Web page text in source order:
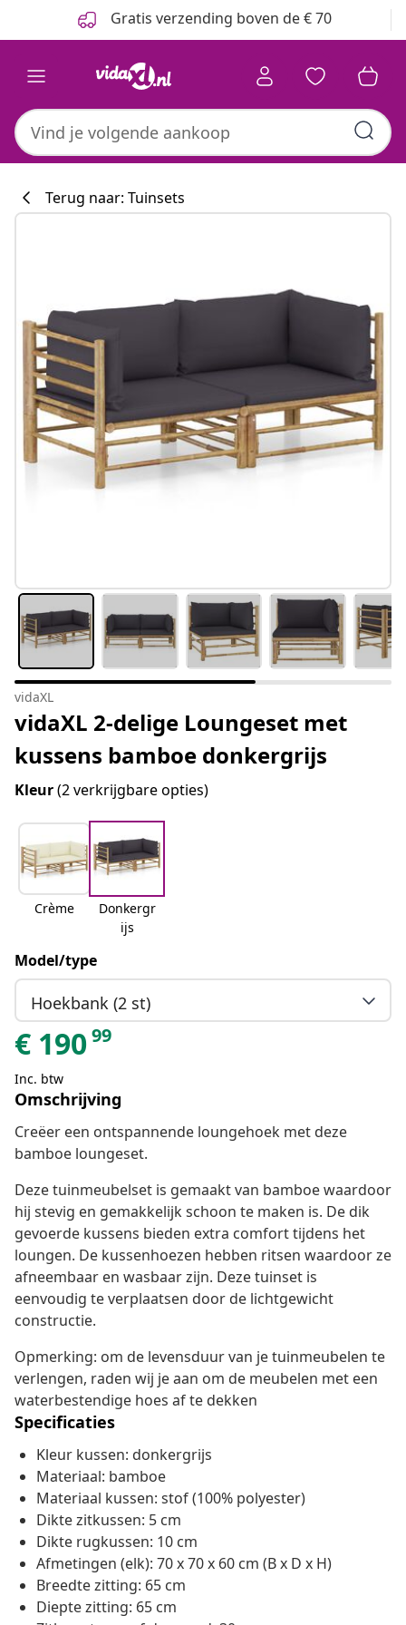
Gratis verzending boven de € 70
Terug naar: Tuinsets
vidaXL
vidaXL 2-delige Loungeset met
kussens bamboe donkergrijs
Kleur(2 verkrijgbare opties)
Crème
Donkergr
ijs
Model/type
Hoekbank (2 st)
€ 19099
Inc. btw
Omschrijving
Creëer een ontspannende loungehoek met deze
bamboe loungeset.
Deze tuinmeubelset is gemaakt van bamboe waardoor
hij stevig en gemakkelijk schoon te maken is. De dik
gevoerde kussens bieden extra comfort tijdens het
loungen. De kussenhoezen hebben ritsen waardoor ze
afneembaar en wasbaar zijn. Deze tuinset is
eenvoudig te verplaatsen door de lichtgewicht
constructie.
Opmerking: om de levensduur van je tuinmeubelen te
verlengen, raden wij je aan om de meubelen met een
waterbestendige hoes af te dekken
Specificaties
Kleur kussen: donkergrijs
Materiaal: bamboe
Materiaal kussen: stof (100% polyester)
Dikte zitkussen: 5 cm
Dikte rugkussen: 10 cm
Afmetingen (elk): 70 x 70 x 60 cm (B x D x H)
Breedte zitting: 65 cm
Diepte zitting: 65 cm